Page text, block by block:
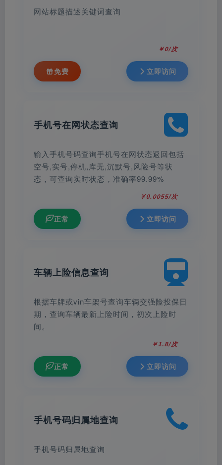
网站标题描述关键词查询
￥0/次
免费 立即访问
手机号在网状态查询
输入手机号码查询手机号在网状态返回包括
空号,实号,停机,库无,沉默号,风险号等状
态，可查询实时状态，准确率99.99%
￥0.0055/次
正常 立即访问
车辆上险信息查询
根据车牌或vin车架号查询车辆交强险投保日
期，查询车辆最新上险时间，初次上险时
间。
￥1.8/次
正常 立即访问
手机号码归属地查询
手机号码归属地查询